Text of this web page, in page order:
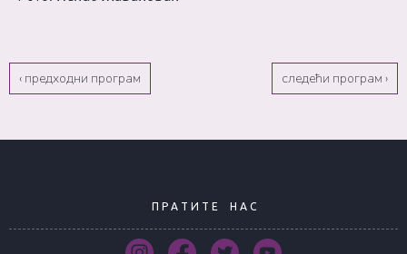
‹ предходни програм следећи програм ›
П Р А Т И Т Е Н А С